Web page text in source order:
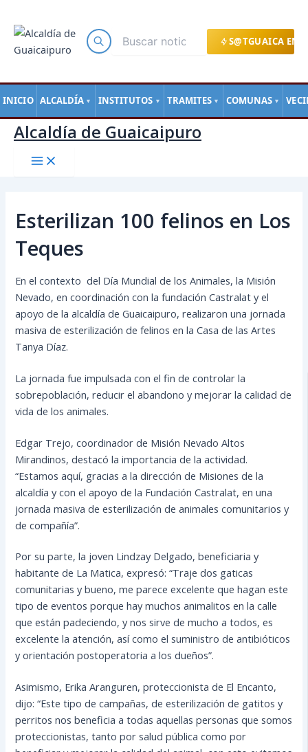
S@TGUAICA EN
INICIO ALCALDÍA ▼ INSTITUTOS ▼ TRAMITES ▼ COMUNAS ▼
contenido
Alcaldía de Guaicaipuro
Esterilizan 100 felinos en Los
Teques
En el contexto del Día Mundial de los Animales, la Misión
Nevado, en coordinación con la fundación Castralat y el
apoyo de la alcaldía de Guaicaipuro, realizaron una jornada
masiva de esterilización de felinos en la Casa de las Artes
Tanya Díaz.
La jornada fue impulsada con el fin de controlar la
sobrepoblación, reducir el abandono y mejorar la calidad de
vida de los animales.
Edgar Trejo, coordinador de Misión Nevado Altos
Mirandinos, destacó la importancia de la actividad.
“Estamos aquí, gracias a la dirección de Misiones de la
alcaldía y con el apoyo de la Fundación Castralat, en una
jornada masiva de esterilización de animales comunitarios y
de compañía”.
Por su parte, la joven Lindzay Delgado, beneficiaria y
habitante de La Matica, expresó: “Traje dos gaticas
comunitarias y bueno, me parece excelente que hagan este
tipo de eventos porque hay muchos animalitos en la calle
que están padeciendo, y nos sirve de mucho a todos, es
excelente la atención, así como el suministro de antibióticos
y orientación postoperatoria a los dueños”.
Asimismo, Erika Aranguren, proteccionista de El Encanto,
dijo: “Este tipo de campañas, de esterilización de gatitos y
perritos nos beneficia a todas aquellas personas que somos
proteccionistas, tanto por salud pública como por
de
entradas